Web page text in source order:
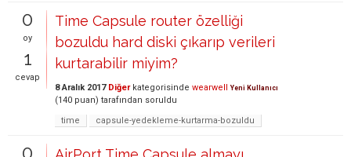
0
oy
1
cevap
Time Capsule router özelliği
bozuldu hard diski çıkarıp verileri
kurtarabilir miyim?
8 Aralık 2017 Diğerkategorisinde wearwell Yeni Kullanıcı
(140 puan) tarafından soruldu
time
capsule-yedekleme-kurtarma-bozuldu